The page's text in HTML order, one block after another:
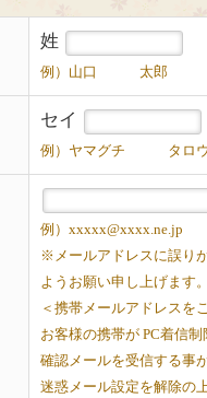
姓
例）山口 太郎
セイ
例）ヤマグチ タロウ
例）xxxxx@xxxx.ne.jp
※メールアドレスに誤り
ようお願い申し上げます。
＜携帯メールアドレスを
お客様の携帯が PC着信制
確認メールを受信する事
迷惑メール設定を解除の